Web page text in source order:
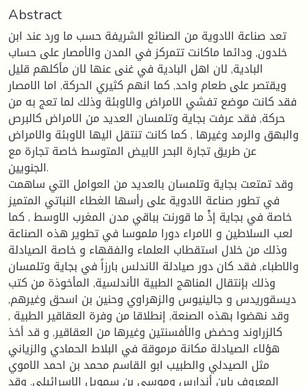
Abstract
تعد صناعة الادوية من الصنائع الشريفة حسب ما ورد عند ابن
خلدون, ودائما ماكانت تتمركز في المدن والأمصار على حساب
البادية, لان اهل البادية في غنى عنها لان مأكلهم قليل
ويقتصر على طعام واحد, كما انهم كثيري الحركة, اما الامصار
فقد كانت موضع تفشي الامراض والاوبئة وذلك لما تعج به من
حركة, فقد عرفت بجاية وتلمسان العديد من الامراض كالبرص
والبهق والرمد وغيرها , كما كانت تنتقل اليها الاوبئة والامراض
عن طريق تجارة البحر الابيض المتوسط خاصة تجارة مع
الجنويين.
وقد تمتعت بجاية وتلمسان بالعديد من العوامل التي ساهمت
في تطور صناعة الادوية على رأسها الغطاء النباتي المتميز
خاصة في بجاية إذْ ما قورنت بباقي مدن المغرب الاوسط , كما
لعب السلاطين و الامراء دورا ملموسا في تطوير هذه الصناعة
وذلك من خلال استقطاب العلماء والفقهاء و خاصة الصيادلة
والاطباء, فقد كان دور صيادلة الاندلس بارزاً في بجاية وتلمسان
وذلك بإنتقال المناهج الطبية الأندلسية, المأخوذة من كتب
ديسقوريدس و جالينيوس والزهراوي وحنين بن اسحق وغيرهم,
وقد نهضوا بهذه الصنعة, إنطلاقا من وفرة العقاقير الطبية ,
كالزراوند وحضض والأفسنتين وغيرها من العقاقير, و قد أخذ
هؤلاء الصيادلة مكانة مرموقة في البلاط الحمادي والزياني
مثل الصيدلي والطبيب ابو القاسم محمد بن احمد الاموي
المعروف بإبن أندارس وموسى بن سمويل الإسرائيلي. وقد